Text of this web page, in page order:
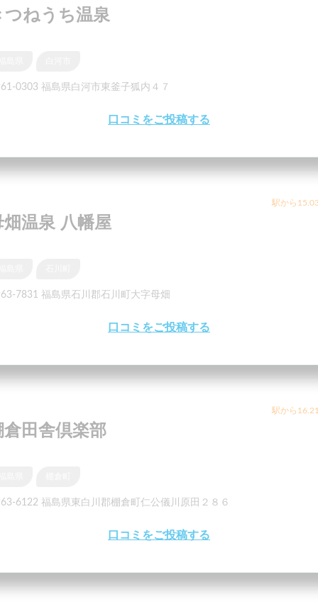
つねうち温泉
0303 福島県白河市東釜子狐内４７
口コミをご投稿する
駅から
畑温泉 八幡屋
7831 福島県石川郡石川町大字母畑
口コミをご投稿する
駅から
倉田舎倶楽部
6122 福島県東白川郡棚倉町仁公儀川原田２８６
口コミをご投稿する